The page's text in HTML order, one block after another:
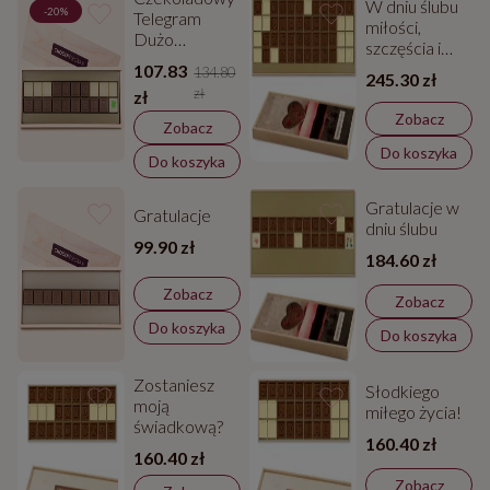
-20%
Telegram
Dużo
107.83
zł
134.80
zł
Zobacz
Do koszyka
W dniu ślubu
miłości,
szczęścia i
245.30 zł
Zobacz
Do koszyka
Gratulacje
99.90 zł
Zobacz
Do koszyka
Gratulacje w
dniu ślubu
184.60 zł
Zobacz
Do koszyka
Zostaniesz
moją
świadkową?
160.40 zł
Słodkiego
miłego życia!
160.40 zł
Zobacz